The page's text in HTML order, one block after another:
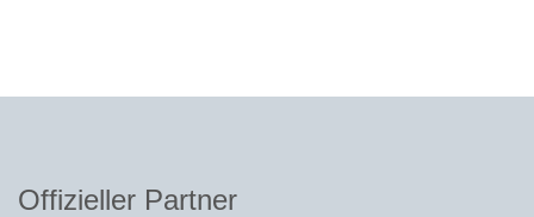
Offizieller Partner